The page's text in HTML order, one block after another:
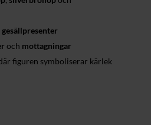
gesällpresenter
och mottagningar
figuren symboliserar kärlek